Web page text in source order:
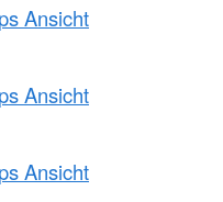
Ansicht
Ansicht
Ansicht